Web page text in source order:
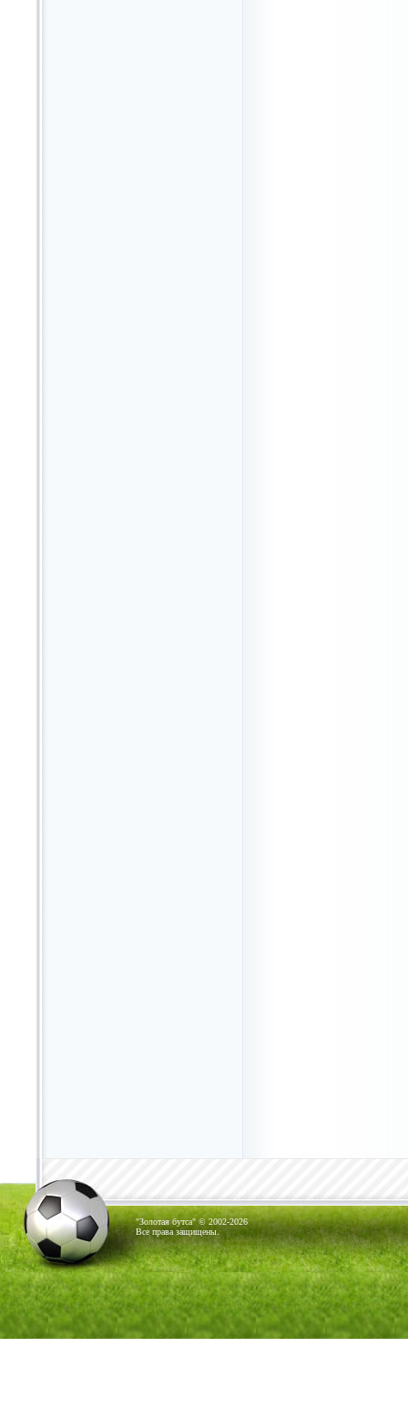
"Золотая бутса" © 2002-2026
Все права защищены.